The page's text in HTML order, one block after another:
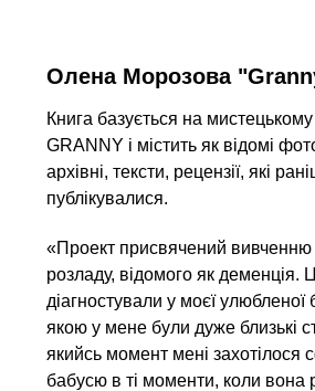
Олена Морозова
Книга базується на мистецькому
GRANNY і містить як відомі
архівні, тексти, рецензії, які
публікувалися.
«Проект присвячений вивченню
розладу, відомого як деменція.
діагностували у моєї улюбленої
якою у мене були дуже близькі
якийсь момент мені захотілося
бабусю в ті моменти, коли вона